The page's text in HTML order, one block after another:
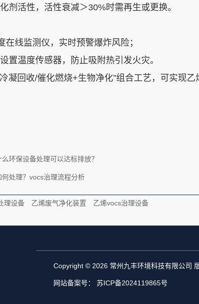
剂活性，活性衰减＞30%时需再生或更换‌。
在线监测仪，实时预警爆炸风险‌；
置温度传感器，防止吸附热引发火灾‌。
凝回收/催化燃烧+生物净化”组合工艺，可实现
环保设备处理可以达标排放？
处理？vocs治理流程分析
理设备 乙烯废气净化装置 乙烯vocs治理设备
Copyright © 2026 常州九丰环境科技有限公司
网站备案号： 苏ICP备2024119865号